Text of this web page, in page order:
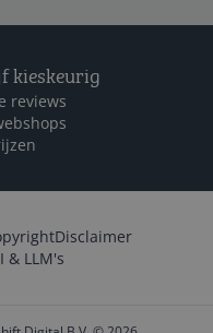
kieskeurig
reviews
Disclaimer
& LLM's